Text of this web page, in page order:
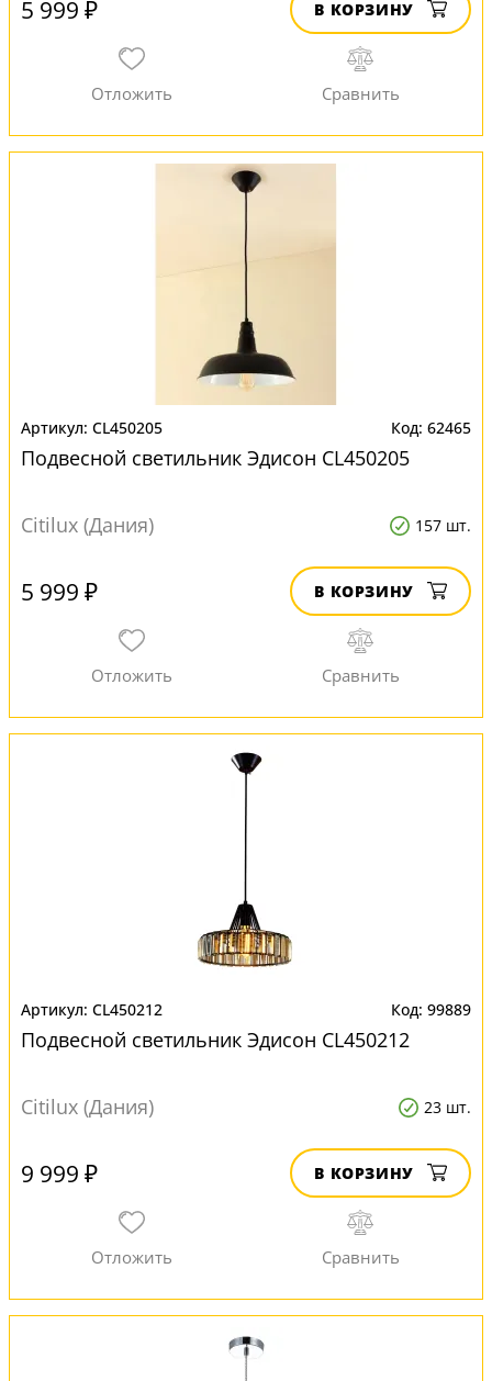
5 999 ₽ В КОРЗИНУ
CL450205 62465
Подвесной светильник Эдисон CL450205
Citilux (Дания) 157 шт.
5 999 ₽ В КОРЗИНУ
CL450212 99889
Подвесной светильник Эдисон CL450212
Citilux (Дания) 23 шт.
9 999 ₽ В КОРЗИНУ